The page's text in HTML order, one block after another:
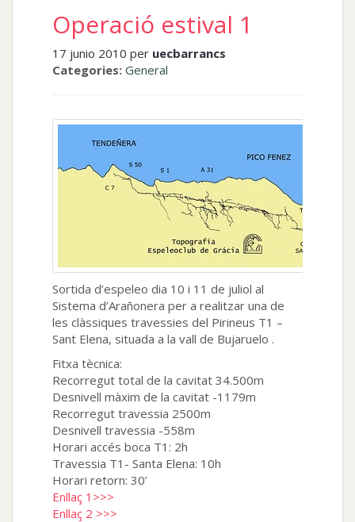
Operació estival 1
17 junio 2010 per uecbarrancs
Categories: General
Sortida d’espeleo dia 10 i 11 de juliol al
Sistema d’Arañonera per a realitzar una de
les clàssiques travessies del Pirineus T1 –
Sant Elena, situada a la vall de Bujaruelo .
Fitxa tècnica:
Recorregut total de la cavitat 34.500m
Desnivell màxim de la cavitat -1179m
Recorregut travessia 2500m
Desnivell travessia -558m
Horari accés boca T1: 2h
Travessia T1- Santa Elena: 10h
Horari retorn: 30’
Enllaç 1>>>
Enllaç 2 >>>